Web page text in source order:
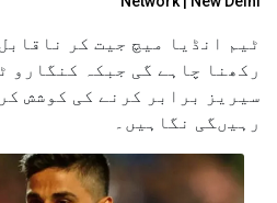
ٹیم انڈیا میچ جیت کر
رکھنا چاہے گی جبکہ کنگارو
سیریز برابر کرنے کی کوشش
رہیںگی نگاہیں۔